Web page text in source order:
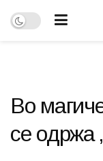
Во
се одржа